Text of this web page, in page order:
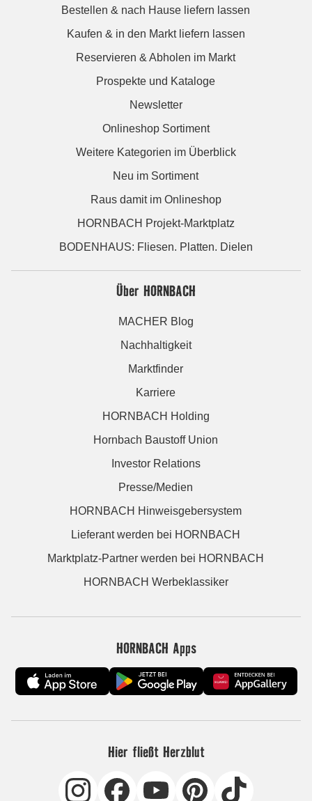
Bestellen & nach Hause liefern lassen
Kaufen & in den Markt liefern lassen
Reservieren & Abholen im Markt
Prospekte und Kataloge
Newsletter
Onlineshop Sortiment
Weitere Kategorien im Überblick
Neu im Sortiment
Raus damit im Onlineshop
HORNBACH Projekt-Marktplatz
BODENHAUS: Fliesen. Platten. Dielen
Über HORNBACH
MACHER Blog
Nachhaltigkeit
Marktfinder
Karriere
HORNBACH Holding
Hornbach Baustoff Union
Investor Relations
Presse/Medien
HORNBACH Hinweisgebersystem
Lieferant werden bei HORNBACH
Marktplatz-Partner werden bei HORNBACH
HORNBACH Werbeklassiker
HORNBACH Apps
Hier fließt Herzblut